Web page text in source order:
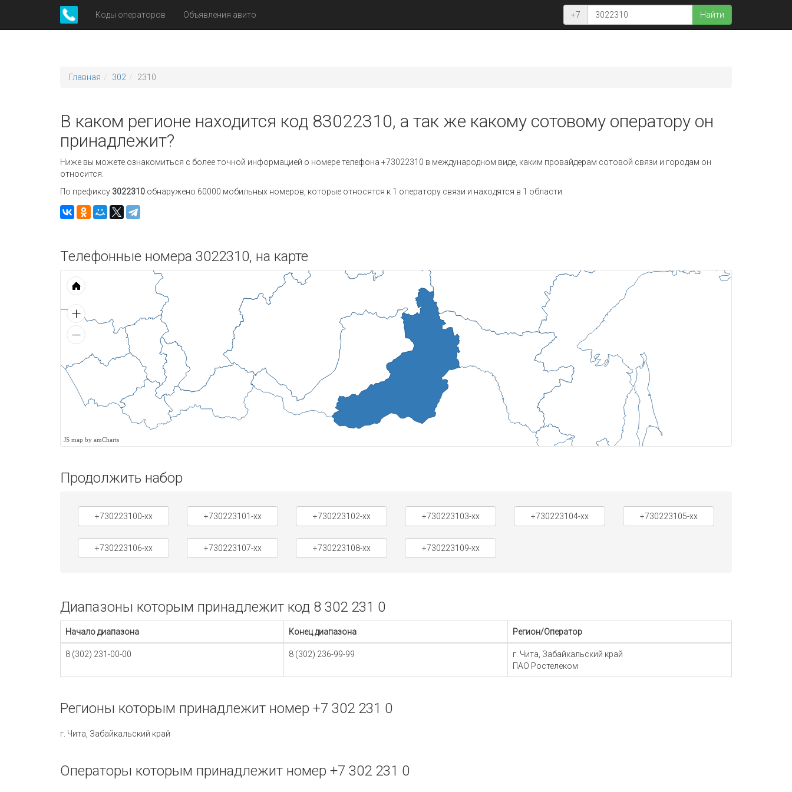
Коды операторов Объявления авито +7 Найти
Главная 302 2310
В каком регионе находится код 83022310, а так же какому сотовому оператору он
принадлежит?
Ниже вы можете ознакомиться с более точной информацией о номере телефона +73022310 в международном виде, каким провайдерам сотовой связи и городам он
относится.
По префиксу 3022310 обнаружено 60000 мобильных номеров, которые относятся к 1 оператору связи и находятся в 1 области.
Телефонные номера 3022310, на карте
JS map by amCharts
Продолжить набор
+730223100-xx +730223101-xx +730223102-xx +730223103-xx +730223104-xx +730223105-xx
+730223106-xx +730223107-xx +730223108-xx +730223109-xx
Диапазоны которым принадлежит код 8 302 231 0
Начало диапазона Конец диапазона Регион/Оператор
8 (302) 231-00-00 8 (302) 236-99-99
г. Чита, Забайкальский край
ПАО Ростелеком
Регионы которым принадлежит номер +7 302 231 0
г. Чита, Забайкальский край
Операторы которым принадлежит номер +7 302 231 0